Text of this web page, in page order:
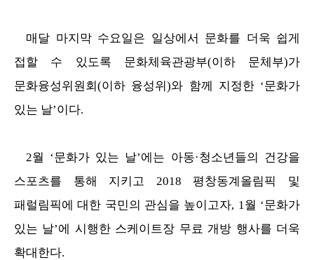
매달 마지막 수요일은 일상에서 문화를 더욱 쉽게
접할 수 있도록 문화체육관광부(이하 문체부)가
문화융성위원회(이하 융성위)와 함께 지정한 ‘문화가
있는 날’이다.
2월 ‘문화가 있는 날’에는 아동·청소년들의 건강을
스포츠를 통해 지키고 2018 평창동계올림픽 및
패럴림픽에 대한 국민의 관심을 높이고자, 1월 ‘문화가
있는 날’에 시행한 스케이트장 무료 개방 행사를 더욱
확대한다.